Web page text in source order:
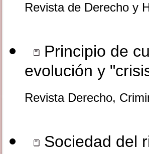
Revista de Derecho y
Principio de
evolución y
Revista Derecho,
Sociedad del